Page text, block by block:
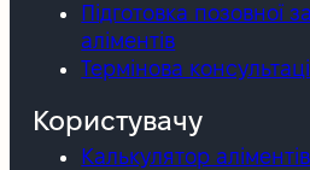
Підготовка позовної
аліментів
Термінова
Користувачу
Калькулятор аліментів